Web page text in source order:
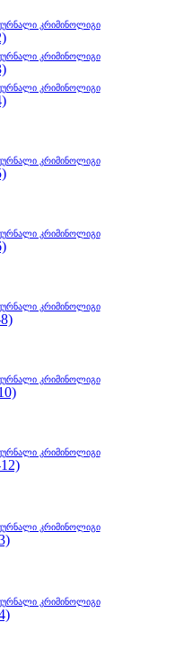
კრიმინოლიგი
კრიმინოლიგი
კრიმინოლიგი
კრიმინოლიგი
კრიმინოლიგი
კრიმინოლიგი
კრიმინოლიგი
კრიმინოლიგი
კრიმინოლიგი
კრიმინოლიგი